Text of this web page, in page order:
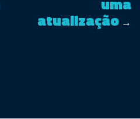
atualização →